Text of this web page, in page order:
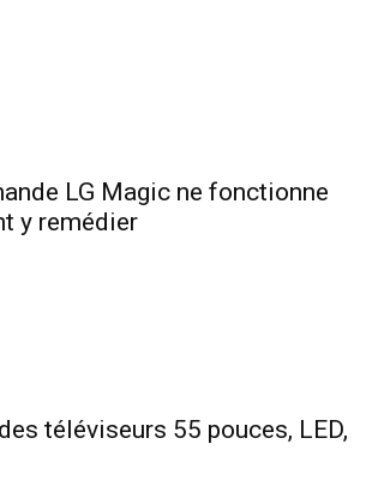
LG Magic ne fonctionne
y remédier
téléviseurs 55 pouces, LED,